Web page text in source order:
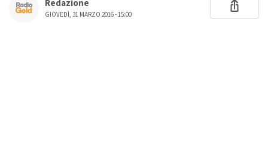
Redazione
GIOVEDÌ, 31 MARZO 2016 - 15:00